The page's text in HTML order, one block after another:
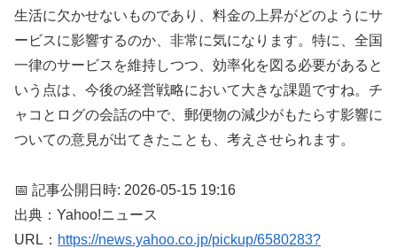
生活に欠かせないものであり、料金の上昇がどのようにサ
ービスに影響するのか、非常に気になります。特に、全国
一律のサービスを維持しつつ、効率化を図る必要があると
いう点は、今後の経営戦略において大きな課題ですね。チ
ャコとログの会話の中で、郵便物の減少がもたらす影響に
ついての意見が出てきたことも、考えさせられます。
📅 記事公開日時: 2026-05-15 19:16
出典：Yahoo!ニュース
URL： https://news.yahoo.co.jp/pickup/6580283?